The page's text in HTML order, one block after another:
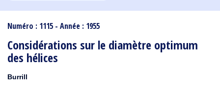
Numéro : 1115 - Année : 1955
Considérations sur le diamètre optimum
des hélices
Burrill